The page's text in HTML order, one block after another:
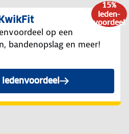
15%
leden-
voordeel
op een
bandenopslag en meer!